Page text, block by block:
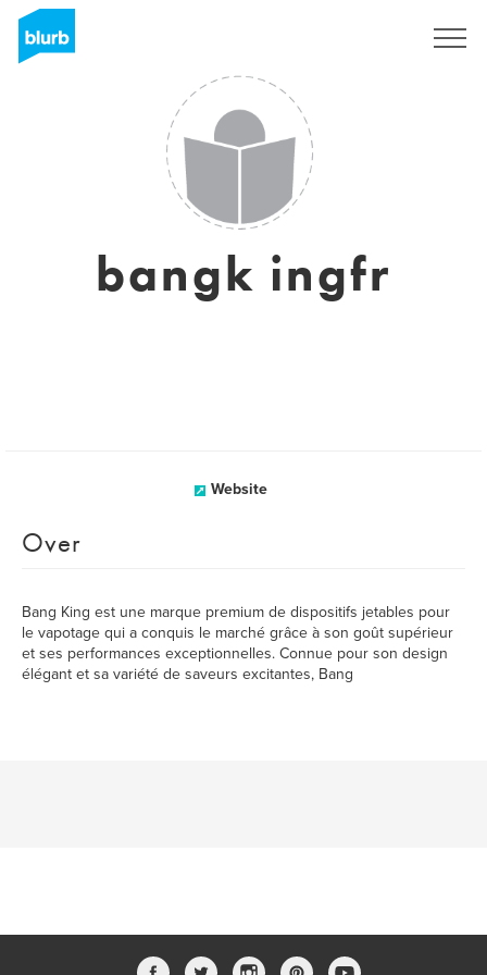
bangk ingfr
Website
Over
Bang King est une marque premium de dispositifs jetables pour
le vapotage qui a conquis le marché grâce à son goût supérieur
et ses performances exceptionnelles. Connue pour son design
élégant et sa variété de saveurs excitantes, Bang